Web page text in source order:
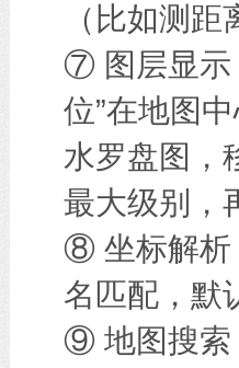
（比如测
⑦ 图层显示
位”在地图
水罗盘图，
最大级别，
⑧ 坐标解析
名匹配，默
⑨ 地图搜索